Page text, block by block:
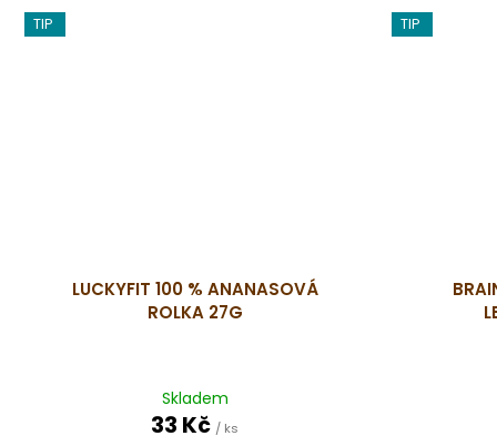
TIP
LUCKYFIT 100 % ANANASOVÁ
ROLKA 27G
Skladem
33 Kč / ks
TIP